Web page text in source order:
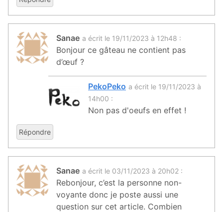
Sanae a écrit le 19/11/2023 à 12h48 :
Bonjour ce gâteau ne contient pas
d’œuf ?
PekoPeko a écrit le 19/11/2023 à
14h00 :
Non pas d'oeufs en effet !
Répondre
Sanae a écrit le 03/11/2023 à 20h02 :
Rebonjour, c’est la personne non-
voyante donc je poste aussi une
question sur cet article. Combien